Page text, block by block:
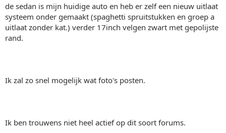
de sedan is mijn huidige auto en heb er zelf een nieuw uitlaat
systeem onder gemaakt (spaghetti spruitstukken en groep a
uitlaat zonder kat.) verder 17inch velgen zwart met gepolijste
rand.
Ik zal zo snel mogelijk wat foto's posten.
Ik ben trouwens niet heel actief op dit soort forums.